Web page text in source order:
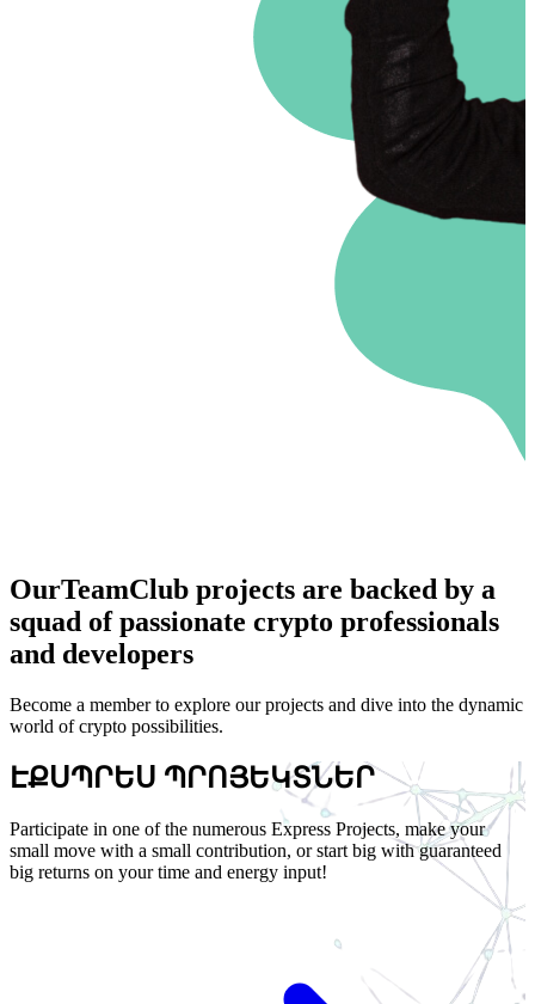
OurTeamClub projects are backed by a
squad of passionate crypto professionals
and developers
Become a member to explore our projects and dive into the dynamic
world of crypto possibilities.
ԷՔՍՊՐԵՍ ՊՐՈՅԵԿՏՆԵՐ
Participate in one of the numerous Express Projects, make your
small move with a small contribution, or start big with guaranteed
big returns on your time and energy input!